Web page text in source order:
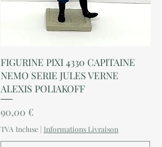
Aperçu rapide
FIGURINE PIXI 4330 CAPITAINE
NEMO SERIE JULES VERNE
ALEXIS POLIAKOFF
Prix
90,00 €
TVA Incluse | Informations Livraison